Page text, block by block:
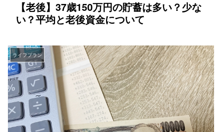
【老後】37歳150万円の貯蓄は多い？少な
い？平均と老後資金について
ライフプラン